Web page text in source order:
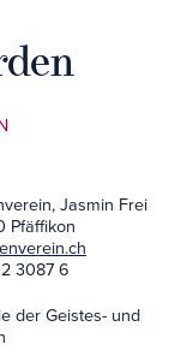
Jasmin Frei
Pfäffikon
3087 6
der Geistes- und